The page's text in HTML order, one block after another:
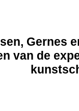
Gernes
van de